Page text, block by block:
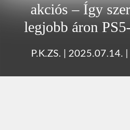
akciós – Így
legjobb áron
P.K.ZS. 2025.07.14.